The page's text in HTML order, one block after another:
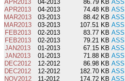
APR2013
04-2013 86.79 KB
APR2013
04-2013 74.48 KB
MAR2013
03-2013 88.42 KB
MAR2013
03-2013 107.51 KB
FEB2013
02-2013 83.77 KB
FEB2013
02-2013 79.21 KB
JAN2013
01-2013 67.15 KB
JAN2013
01-2013 71.88 KB
DEC2012
12-2012 86.98 KB
DEC2012
12-2012 182.70 KB
NOV2012
11-2012 174.72 KB